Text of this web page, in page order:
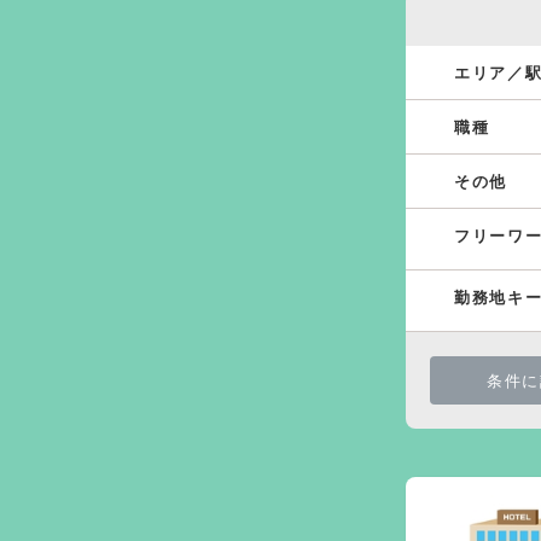
エリア／
職種
その他
フリーワ
勤務地キ
条件